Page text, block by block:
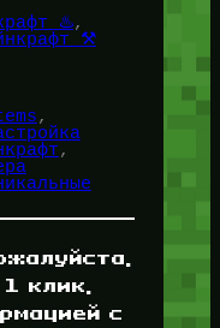
♨️
⚒️
клик,
с